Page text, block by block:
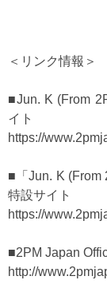
＜リンク情報＞
■Jun. K (From
イト
https://
■「Jun. K (From
特設サイト
https://
■2PM Japan
http://